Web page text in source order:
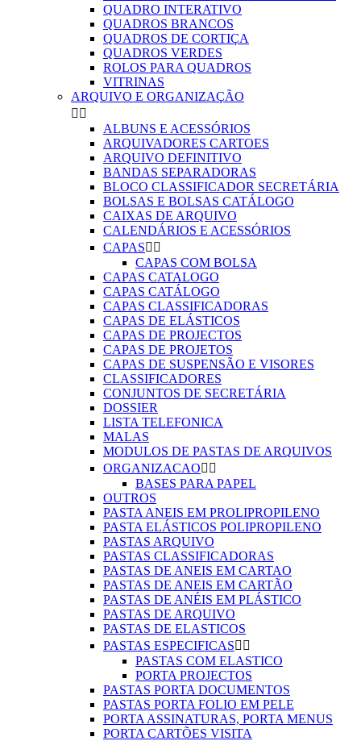
QUADRO INTERATIVO
QUADROS BRANCOS
QUADROS DE CORTIÇA
QUADROS VERDES
ROLOS PARA QUADROS
VITRINAS
ARQUIVO E ORGANIZAÇÃO
 
ALBUNS E ACESSÓRIOS
ARQUIVADORES CARTOES
ARQUIVO DEFINITIVO
BANDAS SEPARADORAS
BLOCO CLASSIFICADOR SECRETÁRIA
BOLSAS E BOLSAS CATÁLOGO
CAIXAS DE ARQUIVO
CALENDÁRIOS E ACESSÓRIOS
CAPAS 
CAPAS COM BOLSA
CAPAS CATALOGO
CAPAS CATÁLOGO
CAPAS CLASSIFICADORAS
CAPAS DE ELÁSTICOS
CAPAS DE PROJECTOS
CAPAS DE PROJETOS
CAPAS DE SUSPENSÃO E VISORES
CLASSIFICADORES
CONJUNTOS DE SECRETÁRIA
DOSSIER
LISTA TELEFONICA
MALAS
MODULOS DE PASTAS DE ARQUIVOS
ORGANIZACAO 
BASES PARA PAPEL
OUTROS
PASTA ANEIS EM PROLIPROPILENO
PASTA ELÁSTICOS POLIPROPILENO
PASTAS ARQUIVO
PASTAS CLASSIFICADORAS
PASTAS DE ANEIS EM CARTAO
PASTAS DE ANEIS EM CARTÃO
PASTAS DE ANÉIS EM PLÁSTICO
PASTAS DE ARQUIVO
PASTAS DE ELASTICOS
PASTAS ESPECIFICAS 
PASTAS COM ELASTICO
PORTA PROJECTOS
PASTAS PORTA DOCUMENTOS
PASTAS PORTA FOLIO EM PELE
PORTA ASSINATURAS, PORTA MENUS
PORTA CARTÕES VISITA